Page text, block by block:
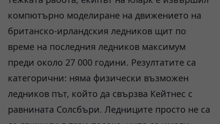
компютърно моделиране на движението на
британско-ирландския ледников щит по
време на последния ледников максимум
преди около 27 000 години. Резултатите са
категорични: няма физически възможен
ледников път, който да свързва Кейтнес с
равнината Солсбъри. Ледниците просто не са